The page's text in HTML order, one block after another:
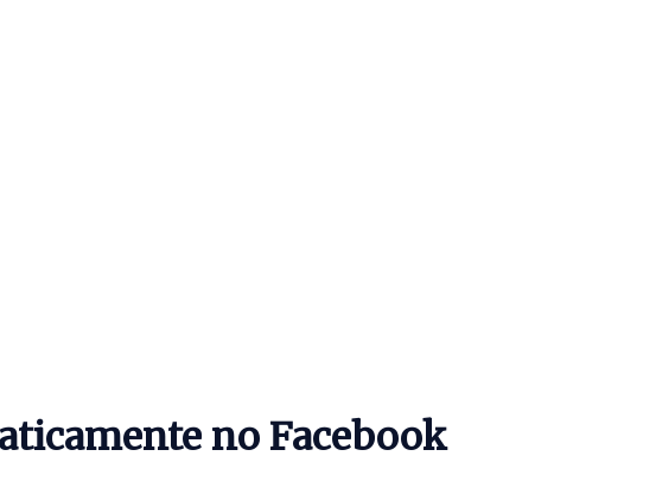
no Facebook